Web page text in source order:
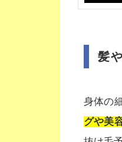
髪
身体の
グや美